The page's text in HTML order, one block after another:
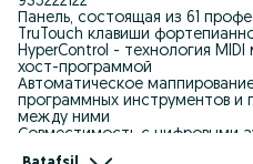
Панель, состоящая из 61
TruTouch клавиши
HyperControl - технология
хост-программой
Автоматическое
программных инструментов и
между ними
Совместимость с цифровыми
Tools, Cubase, Logic и Reason